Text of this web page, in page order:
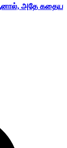
ஆனால், அதே கதைய